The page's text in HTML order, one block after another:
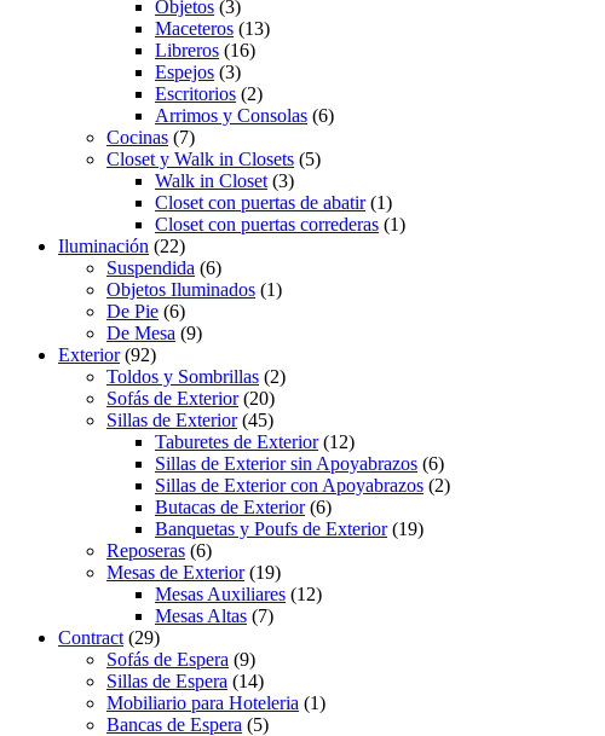
Objetos (3)
Maceteros (13)
Libreros (16)
Espejos (3)
Escritorios (2)
Arrimos y Consolas (6)
Cocinas (7)
Closet y Walk in Closets (5)
Walk in Closet (3)
Closet con puertas de abatir(1)
Closet con puertas correderas (1)
Iluminación (22)
Suspendida (6)
Objetos Iluminados (1)
De Pie (6)
De Mesa (9)
Exterior(92)
Toldos y Sombrillas (2)
Sofás de Exterior(20)
Sillas de Exterior(45)
Taburetes de Exterior(12)
Sillas de Exterior sin Apoyabrazos (6)
Sillas de Exterior con Apoyabrazos (2)
Butacas de Exterior(6)
Banquetas y Poufs de Exterior(19)
Reposeras (6)
Mesas de Exterior(19)
Mesas Auxiliares (12)
Mesas Altas (7)
Contract (29)
Sofás de Espera (9)
Sillas de Espera (14)
Mobiliario para Hoteleria (1)
Bancas de Espera (5)